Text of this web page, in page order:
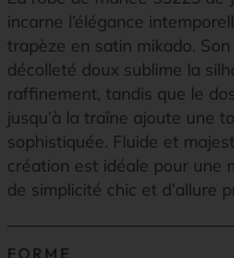
incarne l’élégance
trapèze en satin mikado.
décolleté doux sublime la
raffinement, tandis que le
jusqu’à la traîne ajoute une
sophistiquée. Fluide et
création est idéale pour une
de simplicité chic et d’allure
FORME